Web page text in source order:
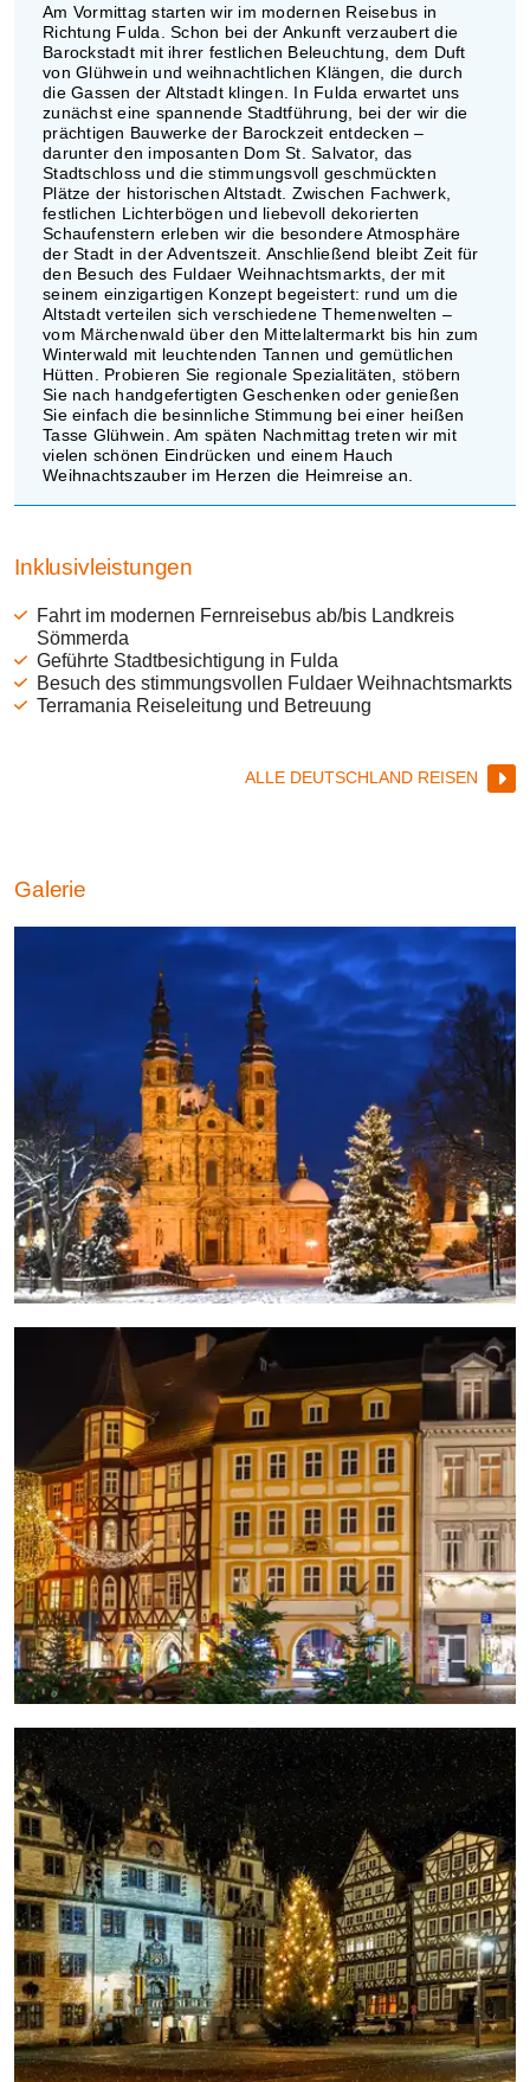
Am Vormittag starten wir im modernen Reisebus in
Richtung Fulda. Schon bei der Ankunft verzaubert die
Barockstadt mit ihrer festlichen Beleuchtung, dem Duft
von Glühwein und weihnachtlichen Klängen, die durch
die Gassen der Altstadt klingen. In Fulda erwartet uns
zunächst eine spannende Stadtführung, bei der wir die
prächtigen Bauwerke der Barockzeit entdecken –
darunter den imposanten Dom St. Salvator, das
Stadtschloss und die stimmungsvoll geschmückten
Plätze der historischen Altstadt. Zwischen Fachwerk,
festlichen Lichterbögen und liebevoll dekorierten
Schaufenstern erleben wir die besondere Atmosphäre
der Stadt in der Adventszeit. Anschließend bleibt Zeit für
den Besuch des Fuldaer Weihnachtsmarkts, der mit
seinem einzigartigen Konzept begeistert: rund um die
Altstadt verteilen sich verschiedene Themenwelten –
vom Märchenwald über den Mittelaltermarkt bis hin zum
Winterwald mit leuchtenden Tannen und gemütlichen
Hütten. Probieren Sie regionale Spezialitäten, stöbern
Sie nach handgefertigten Geschenken oder genießen
Sie einfach die besinnliche Stimmung bei einer heißen
Tasse Glühwein. Am späten Nachmittag treten wir mit
vielen schönen Eindrücken und einem Hauch
Weihnachtszauber im Herzen die Heimreise an.
Inklusivleistungen
Fahrt im modernen Fernreisebus ab/bis Landkreis
Sömmerda
Geführte Stadtbesichtigung in Fulda
Besuch des stimmungsvollen Fuldaer Weihnachtsmarkts
Terramania Reiseleitung und Betreuung
ALLE DEUTSCHLAND REISEN
Galerie